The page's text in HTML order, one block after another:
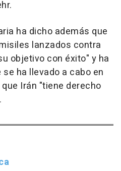
ha dicho además que
lanzados contra
objetivo con éxito" y ha
ha llevado a cabo en
Irán "tiene derecho